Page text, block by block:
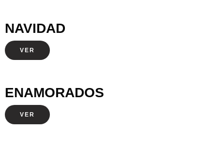
NAVIDAD
VER
ENAMORADOS
VER